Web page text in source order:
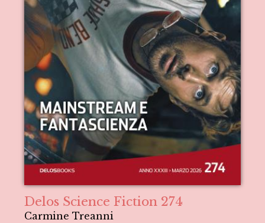
Delos Science Fiction 274
Carmine Treanni